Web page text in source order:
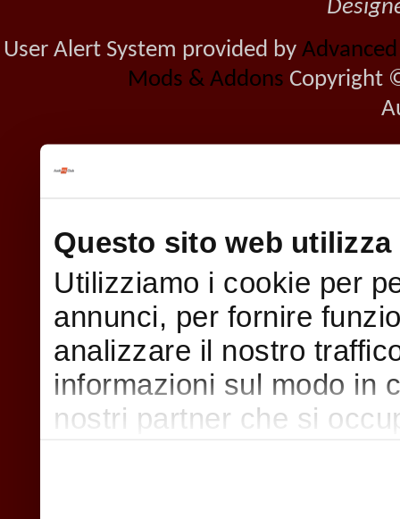
Questo sito web utilizza
Utilizziamo i cookie per
annunci, per fornire
analizzare il nostro
informazioni sul modo in
nostri partner che si
User Alert System provided by
Mods & Addons Copyright